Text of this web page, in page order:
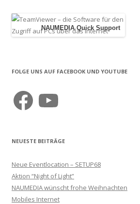
NAUMEDIA Quick Support
FOLGE UNS AUF FACEBOOK UND YOUTUBE
FacebookYouTube
NEUESTE BEITRÄGE
Neue Eventlocation – SETUP68
Aktion “Night of Light”
NAUMEDIA wünscht frohe Weihnachten
Mobiles Internet